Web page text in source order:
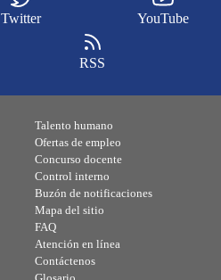
Twitter YouTube
RSS
Talento humano
Ofertas de empleo
Concurso docente
Control interno
Buzón de notificaciones
Mapa del sitio
FAQ
Atención en línea
Contáctenos